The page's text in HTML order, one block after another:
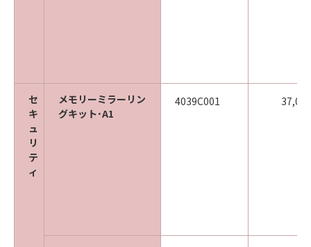
セ
キ
ュ
リ
テ
ィ
メモリーミラーリン
グキット･A1
4039C001